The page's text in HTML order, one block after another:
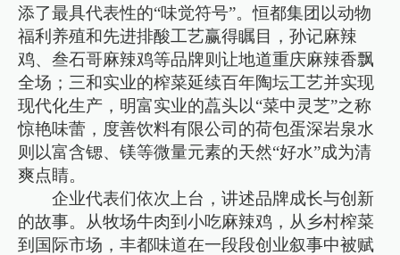
添了最具代表性的“味觉符号”。恒都集团以动物
福利养殖和先进排酸工艺赢得瞩目，孙记麻辣
鸡、叁石哥麻辣鸡等品牌则让地道重庆麻辣香飘
全场；三和实业的榨菜延续百年陶坛工艺并实现
现代化生产，明富实业的藠头以“菜中灵芝”之称
惊艳味蕾，度善饮料有限公司的荷包蛋深岩泉水
则以富含锶、镁等微量元素的天然“好水”成为清
爽点睛。
企业代表们依次上台，讲述品牌成长与创新
的故事。从牧场牛肉到小吃麻辣鸡，从乡村榨菜
到国际市场，丰都味道在一段段创业叙事中被赋